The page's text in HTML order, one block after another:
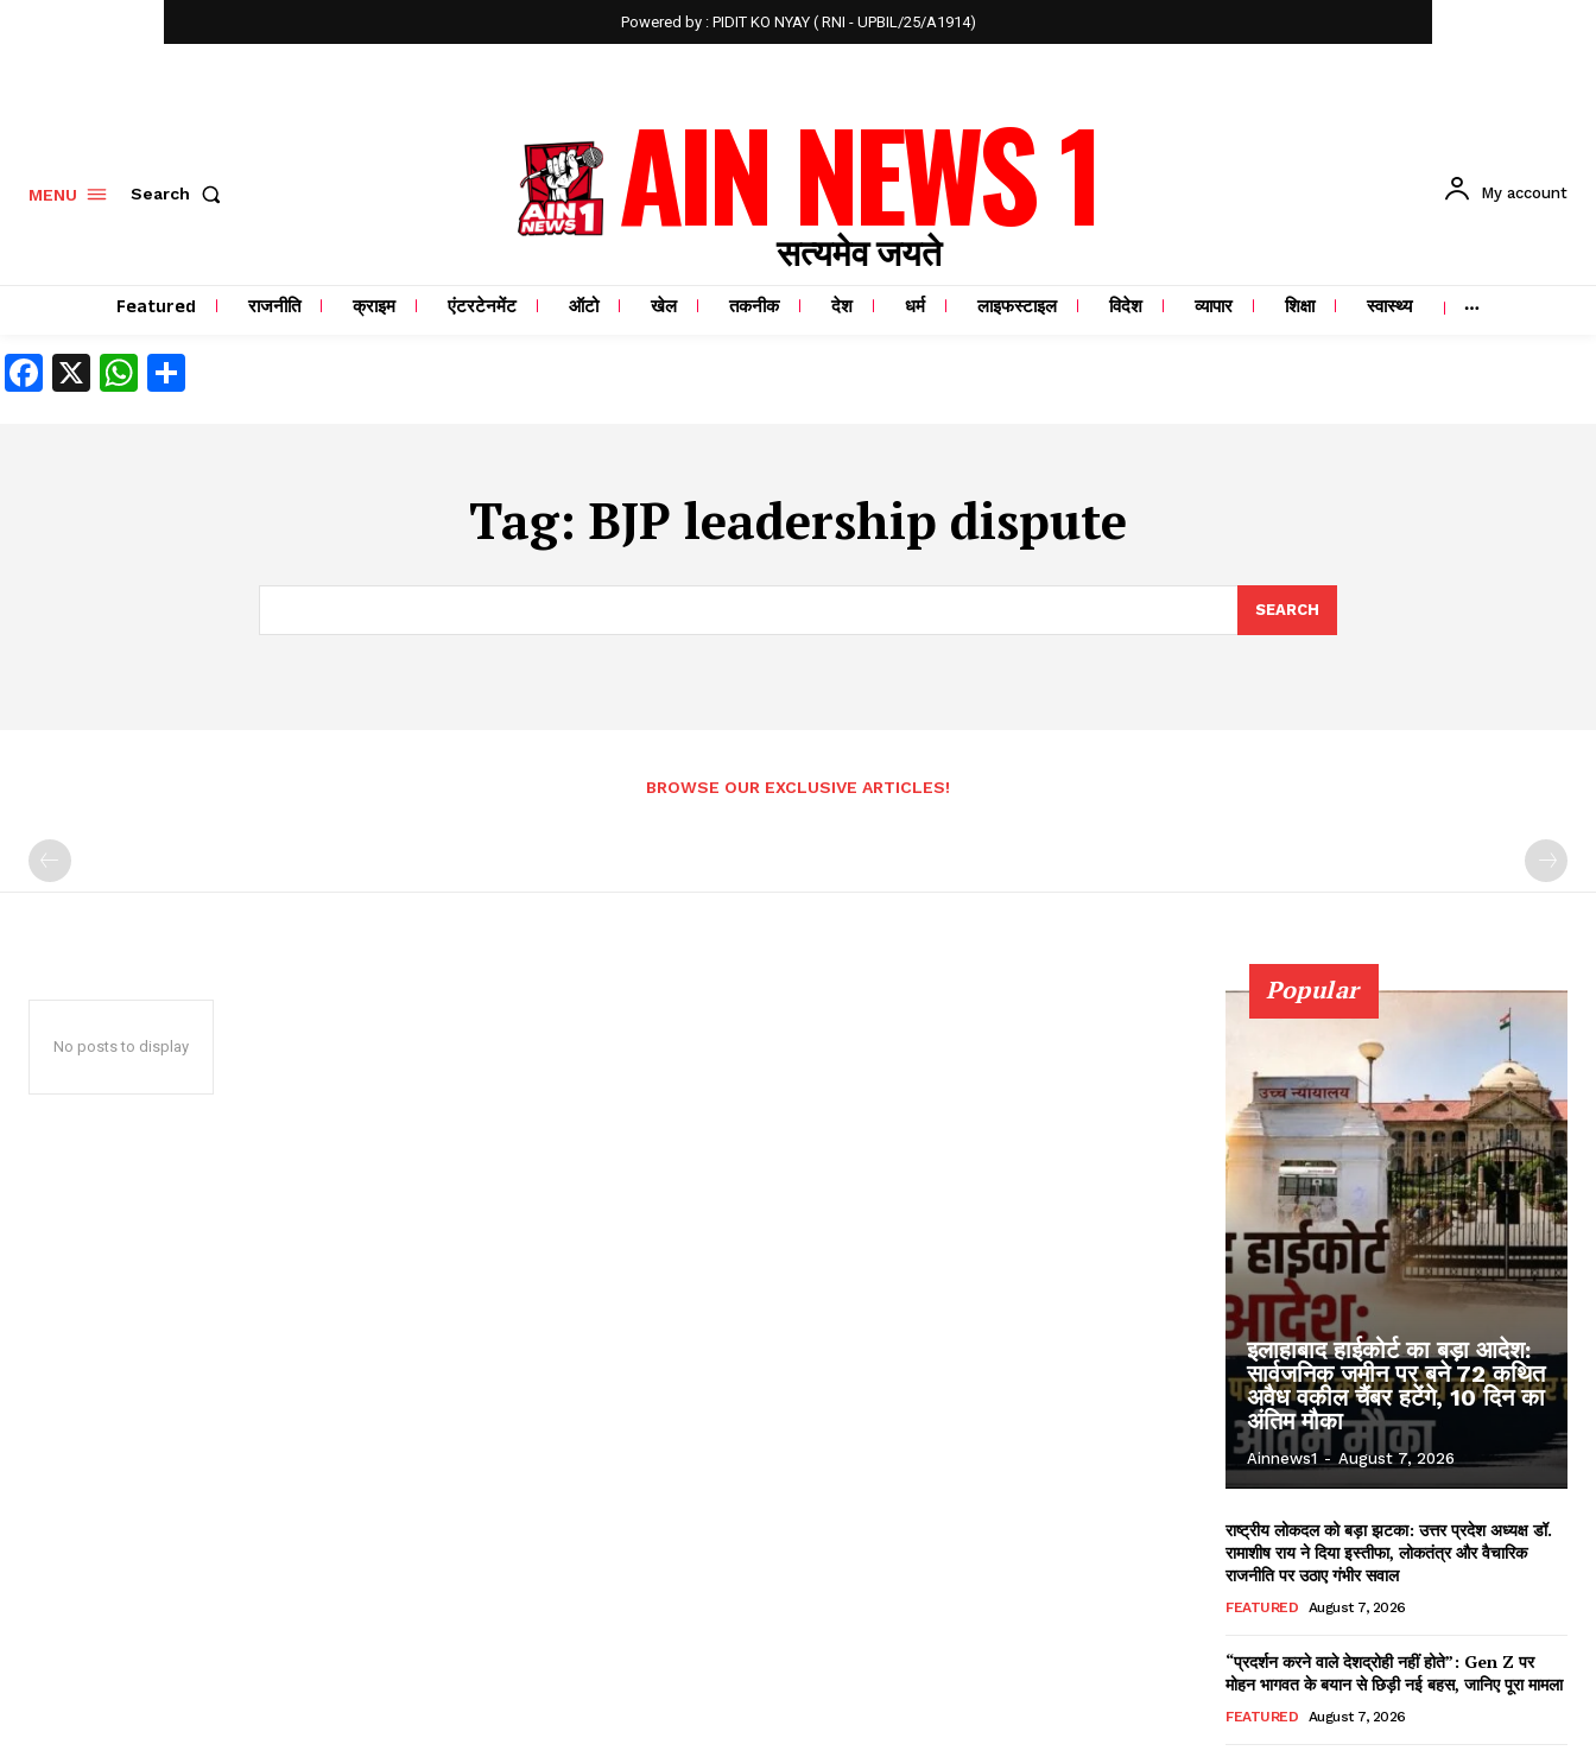
Powered by : PIDIT KO NYAY ( RNI - UPBIL/25/A1914)
MENU Search AIN NEWS 1
सत्यमेव जयते
My account
Featured राजनीति क्राइम एंटरटेनमेंट ऑटो खेल तकनीक देश धर्म लाइफस्टाइल विदेश व्यापार शिक्षा स्वास्थ्य
Facebook
X WhatsApp
Tag: BJP leadership dispute
SEARCH
BROWSE OUR EXCLUSIVE ARTICLES!
No posts to display
Popular
इलाहाबाद हाईकोर्ट का बड़ा आदेश:
सार्वजनिक जमीन पर बने 72 कथित
अवैध वकील चैंबर हटेंगे, 10 दिन का
अंतिम मौका
Ainnews1 - August 7, 2026
राष्ट्रीय लोकदल को बड़ा झटका: उत्तर प्रदेश अध्यक्ष डॉ.
रामाशीष राय ने दिया इस्तीफा, लोकतंत्र और वैचारिक
राजनीति पर उठाए गंभीर सवाल
FEATURED August 7, 2026
“प्रदर्शन करने वाले देशद्रोही नहीं होते”: Gen Z पर
मोहन भागवत के बयान से छिड़ी नई बहस, जानिए पूरा मामला
FEATURED August 7, 2026